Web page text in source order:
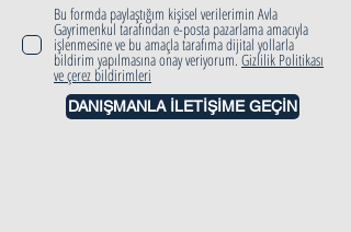
Bu formda paylaştığım kişisel verilerimin Avla
Gayrimenkul tarafından e-posta pazarlama amacıyla
işlenmesine ve bu amaçla tarafıma dijital yollarla
bildirim yapılmasına onay veriyorum.Gizlilik Politikası
ve çerez bildirimleri
DANIŞMANLA İLETİŞİME GEÇİN